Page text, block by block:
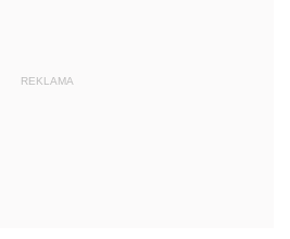
REKLAMA